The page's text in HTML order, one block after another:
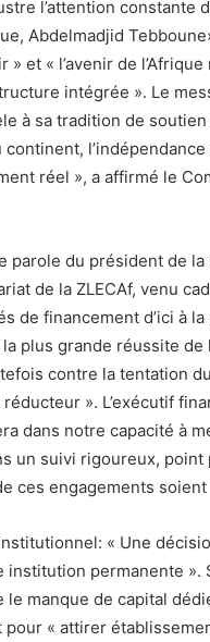
l’attention constante
Abdelmadjid
et « l’avenir de
intégrée ». Le
à sa tradition de
réel », a affirmé le
parole du président de
de la ZLECAf, venu
de financement d’ici à
plus grande réussite de
contre la tentation
». L’exécutif
dans notre capacité à
un suivi rigoureux, point
ces engagements
« Une
permanente ».
manque de capital
« attirer